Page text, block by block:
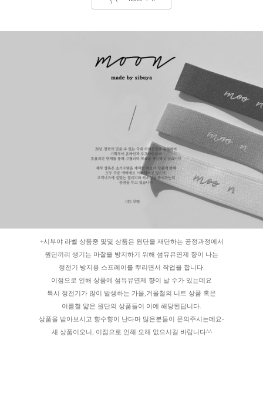
+시부야 라벨 상품중 몇몇 상품은 원단을 재단하는 공정과정에서
원단끼리 생기는 마찰을 방지하기 위해 섬유유연제 향이 나는
정전기 방지용 스프레이를 뿌리면서 작업을 합니다.
이점으로 인해 상품에 섬유유연제 향이 날 수가 있는데요
특시 정전기가 많이 발생하는 가을,겨울철의 니트 상품 혹은
여름철 얇은 원단의 상품들이 이에 해당된답니다.
상품을 받아보시고 향수향이 난다며 많은분들이 문의주시는데요-
새 상품이오니, 이점으로 인해 오해 없으시길 바랍니다^^